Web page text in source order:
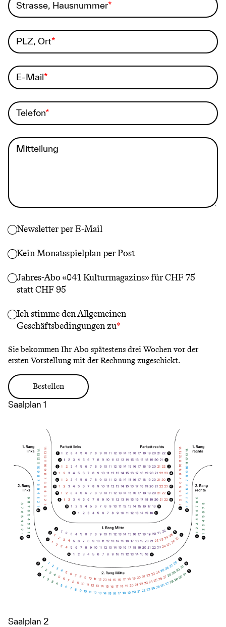
Saalplan 1
Saalplan 2
Strasse, Hausnummer
PLZ, Ort
E-Mail
Telefon
Mitteilung
Newsletter per E-Mail
Kein Monatsspielplan per Post
Jahres-Abo «041 Kulturmagazins» für CHF 75
statt CHF 95
Ich stimme denAllgemeinen
Geschäftsbedingungenzu
Sie bekommen Ihr Abo spätestens drei Wochen vor der
ersten Vorstellung mit der Rechnung zugeschickt.